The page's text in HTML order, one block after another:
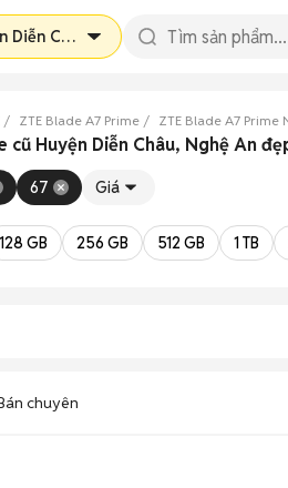
Diễn Châu
ZTE Blade A7 Prime ZTE Blade A7 Prime
Huyện Diễn Châu, Nghệ An
67 Giá
128 GB 256 GB 512 GB 1 TB
chuyên